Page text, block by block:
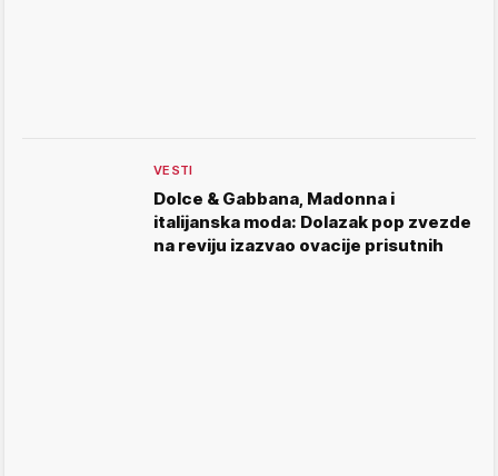
VESTI
Dolce & Gabbana, Madonna i
italijanska moda: Dolazak pop zvezde
na reviju izazvao ovacije prisutnih